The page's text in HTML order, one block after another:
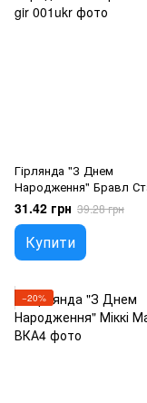
Гірлянда "З Днем
Народження" Бравл
31.42 грн 39.28 грн
Купити
−20%